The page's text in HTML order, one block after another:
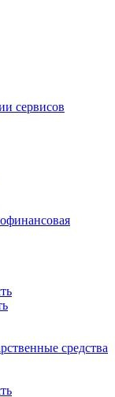
сервисов
средства